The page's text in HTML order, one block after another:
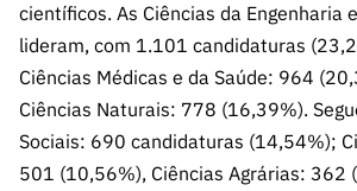
científicos. As Ciências da Engenharia
lideram, com 1.101 candidaturas
Ciências Médicas e da Saúde: 964
Ciências Naturais: 778 (16,39%).
Sociais: 690 candidaturas (14,54%);
501 (10,56%), Ciências Agrárias: 362